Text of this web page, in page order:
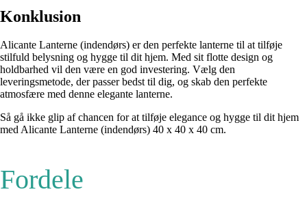
Konklusion
Alicante Lanterne (indendørs) er den perfekte lanterne til at tilføje
stilfuld belysning og hygge til dit hjem. Med sit flotte design og
holdbarhed vil den være en god investering. Vælg den
leveringsmetode, der passer bedst til dig, og skab den perfekte
atmosfære med denne elegante lanterne.
Så gå ikke glip af chancen for at tilføje elegance og hygge til dit hjem
med Alicante Lanterne (indendørs) 40 x 40 x 40 cm.
Fordele